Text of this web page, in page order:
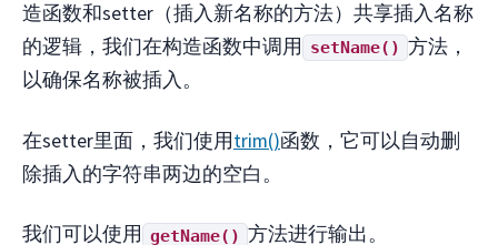
造函数和setter（插入新名称的方法）共享插入名称
的逻辑，我们在构造函数中调用
setName() 方法，
以确保名称被插入。
在setter里面，我们使用trim()函数，它可以自动删
除插入的字符串两边的空白。
我们可以使用 getName() 方法进行输出。